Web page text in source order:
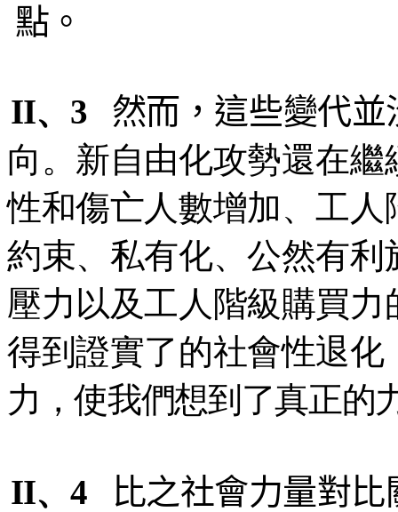
點。
II、3
然而，這些變代
向。新自由化攻勢還在
性和傷亡人數增加、工
約束、私有化、公然有
壓力以及工人階級購買
得到證實了的社會性退
力，使我們想到了真正的
II、4
比之社會力量對